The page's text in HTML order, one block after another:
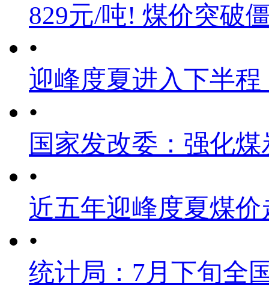
829元/吨! 煤价突破
•
迎峰度夏进入下半
•
国家发改委：强化
•
近五年迎峰度夏煤价
•
统计局：7月下旬全